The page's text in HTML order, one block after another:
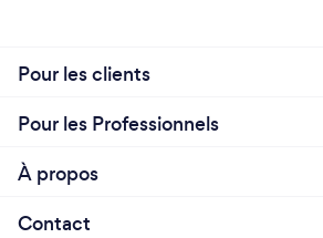
Pour les clients
Pour les Professionnels
À propos
Contact